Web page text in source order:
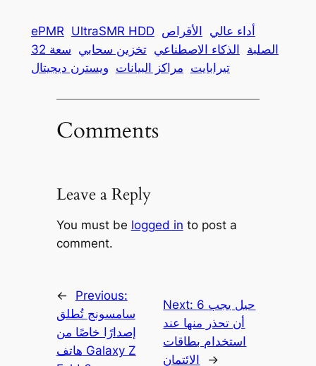
ePMR UltraSMR HDD أداء عالي الأقراص
الصلبة الذكاء الاصطناعي تخزين سحابي
سعة 32
تيرابايت مراكز البيانات ويسترن ديجيتال
Comments
Leave a Reply
You must be logged in to post a
comment.
←
Previous:
سامسونج تُطلق
إصدارًا خاصًا من
هاتف Galaxy Z
Next: 6 حيل يجب
أن تحذر منها عند
استخدام بطاقات
الائتمان
→